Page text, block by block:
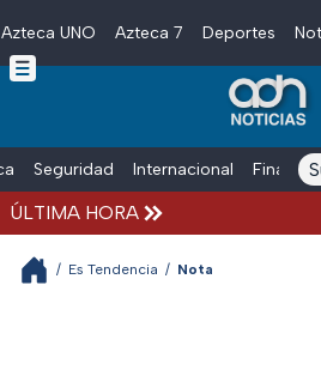
Skip to main content
Azteca UNO Azteca 7 Deportes
Seguridad Internacional Finanzas
ÚLTIMA HORA
/ Es Tendencia / Nota